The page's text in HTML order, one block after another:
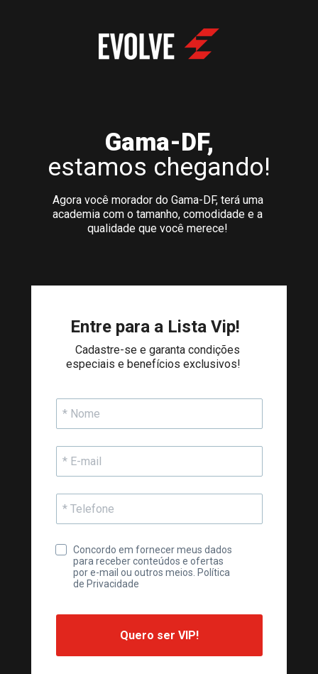
Gama-DF,
estamos chegando!
Agora você morador do Gama-DF, terá uma
academia com o tamanho, comodidade e a
qualidade que você merece!
Concordo em fornecer meus dados
para receber conteúdos e ofertas
por e-mail ou outros meios. Política
de Privacidade
Quero ser VIP!
Entre para a Lista Vip!
Cadastre-se e garanta condições
especiais e benefícios exclusivos!